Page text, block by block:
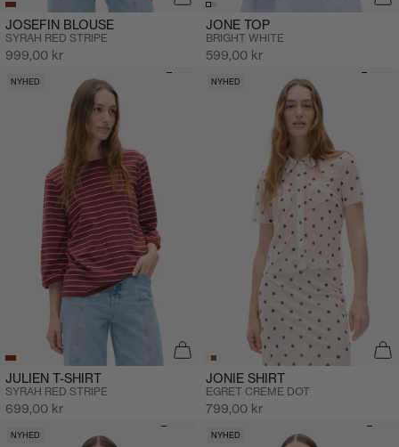
JOSEFIN BLOUSE
SYRAH RED STRIPE
Salgspris
999,00 kr
JONE TOP
BRIGHT WHITE
Salgspris
599,00 kr
NYHED
JULIEN T-SHIRT
SYRAH RED STRIPE
Salgspris
699,00 kr
NYHED
JONIE SHIRT
EGRET CREME DOT
Salgspris
799,00 kr
NYHED NYHED